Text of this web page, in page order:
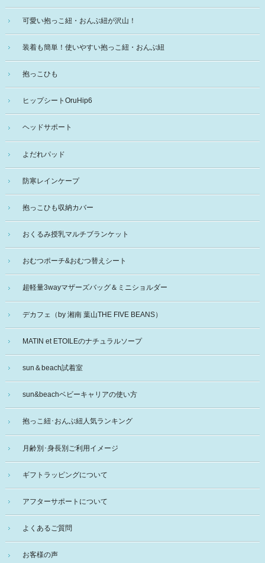
可愛い抱っこ紐・おんぶ紐が沢山！
装着も簡単！使いやすい抱っこ紐・おんぶ紐
抱っこひも
ヒップシートOruHip6
ヘッドサポート
よだれパッド
防寒レインケープ
抱っこひも収納カバー
おくるみ授乳マルチブランケット
おむつポーチ&おむつ替えシート
超軽量3wayマザーズバッグ＆ミニショルダー
デカフェ（by 湘南 葉山THE FIVE BEANS）
MATIN et ETOILEのナチュラルソープ
sun＆beach試着室
sun&beachベビーキャリアの使い方
抱っこ紐･おんぶ紐人気ランキング
月齢別･身長別ご利用イメージ
ギフトラッピングについて
アフターサポートについて
よくあるご質問
お客様の声